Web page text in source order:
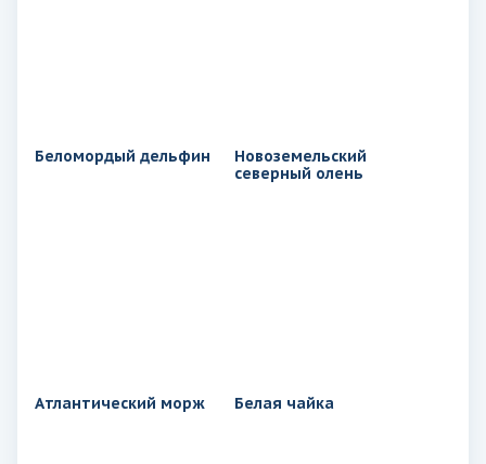
Беломордый дельфин
Новоземельский
северный олень
Атлантический морж Белая чайка